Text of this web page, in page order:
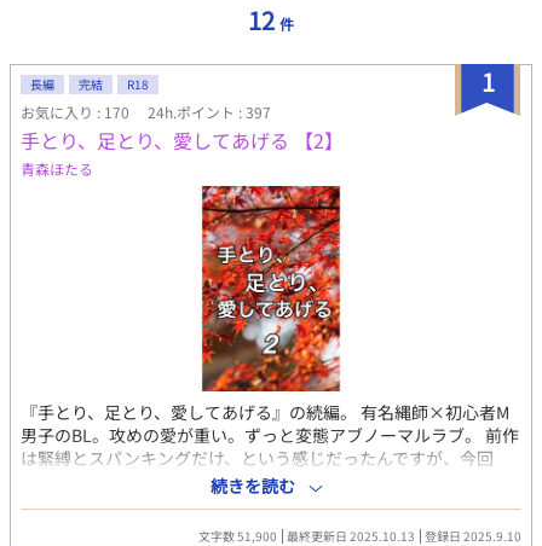
12 件
1
長編 完結 R18
お気に入り : 170 24h.ポイント : 397
手とり、足とり、愛してあげる 【2】
青森ほたる
『手とり、足とり、愛してあげる』の続編。 有名縄師×初心者M
男子のBL。攻めの愛が重い。ずっと変態アブノーマルラブ。 前作
は緊縛とスパンキングだけ、という感じだったんですが、今回
は、公開お仕置きあり、（さらっとですが）嘔吐させたり、監禁
して排泄管理したり、等々……アブノーマルを突き進みます。ご
注意ください。 なんでも大丈夫な人向け。
続きを読む
文字数 51,900 最終更新日 2025.10.13 登録日 2025.9.10